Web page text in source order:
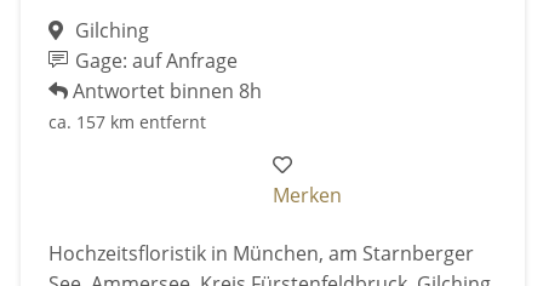
Gilching
Gage: auf Anfrage
Antwortet binnen 8h
ca. 157 km entfernt
Merken
Hochzeitsfloristik in München, am Starnberger